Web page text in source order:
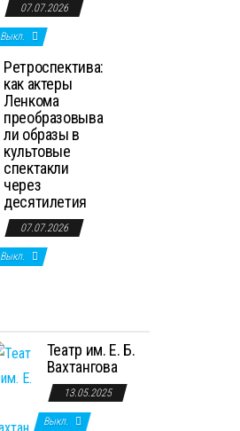
07.07.2026
Выкл.
Ретроспектива:
как актеры
Ленкома
преобразовыва
ли образы в
культовые
спектакли
через
десятилетия
07.07.2026
Выкл.
Театр им. Е. Б.
Вахтангова
13.05.2025
Выкл.